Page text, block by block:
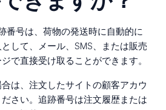
番号は、荷物の発送時に自動的に
して、メール、SMS、または販売
で直接受け取ることができます。
は、注文したサイトの顧客アカウ
さい。追跡番号は注文履歴または